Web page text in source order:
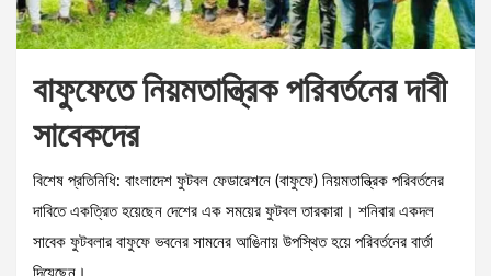
বাফুফেতে নিয়মতান্ত্রিক পরিবর্তনের দাবী
সাবেকদের
বিশেষ প্রতিনিধি: বাংলাদেশ ফুটবল ফেডারেশনে (বাফুফে) নিয়মতান্ত্রিক পরিবর্তনের
দাবিতে একত্রিত হয়েছেন দেশের এক সময়ের ফুটবল তারকারা। শনিবার একদল
সাবেক ফুটবলার বাফুফে ভবনের সামনের আঙিনায় উপস্থিত হয়ে পরিবর্তনের বার্তা